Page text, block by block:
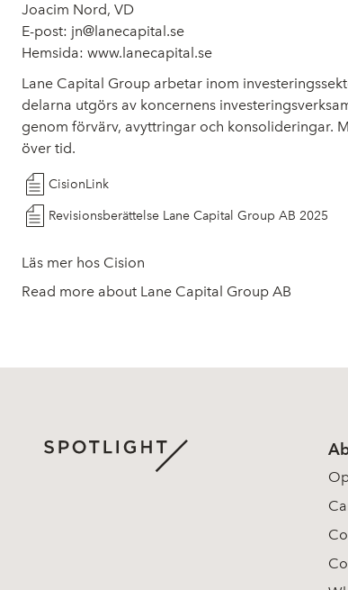
Joacim Nord, VD
E-post: jn@lanecapital.se
Hemsida: www.lanecapital.se
Lane Capital Group arbetar inom
delarna utgörs av koncernens
genom förvärv, avyttringar och konsolideringar.
över tid.
CisionLink
Revisionsberättelse Lane Capital Group AB 2025
Läs mer hos Cision
Read more about Lane Capital Group AB